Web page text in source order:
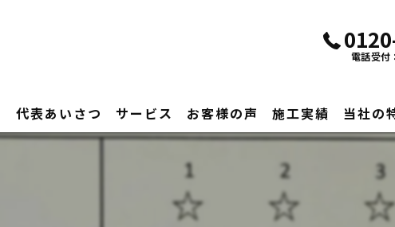
電話受付
代表あいさつ サービス お客様の声 施工実績 当社の
塗り替え